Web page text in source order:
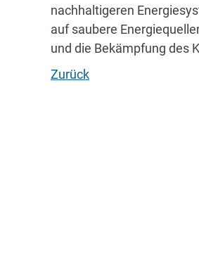
nachhaltigeren
auf saubere
und die Bekämpfung des
Zurück